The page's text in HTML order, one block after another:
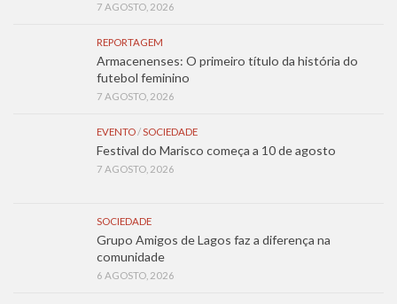
7 AGOSTO, 2026
REPORTAGEM
Armacenenses: O primeiro título da história do
futebol feminino
7 AGOSTO, 2026
EVENTO/SOCIEDADE
Festival do Marisco começa a 10 de agosto
7 AGOSTO, 2026
SOCIEDADE
Grupo Amigos de Lagos faz a diferença na
comunidade
6 AGOSTO, 2026